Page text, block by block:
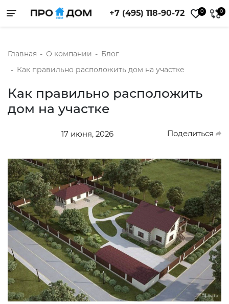
Toggle navigation +7 (495) 118-90-72 0 0
Главная - О компании - Блог
- Как правильно расположить дом на участке
Как правильно расположить
дом на участке
17 июня, 2026 Поделиться